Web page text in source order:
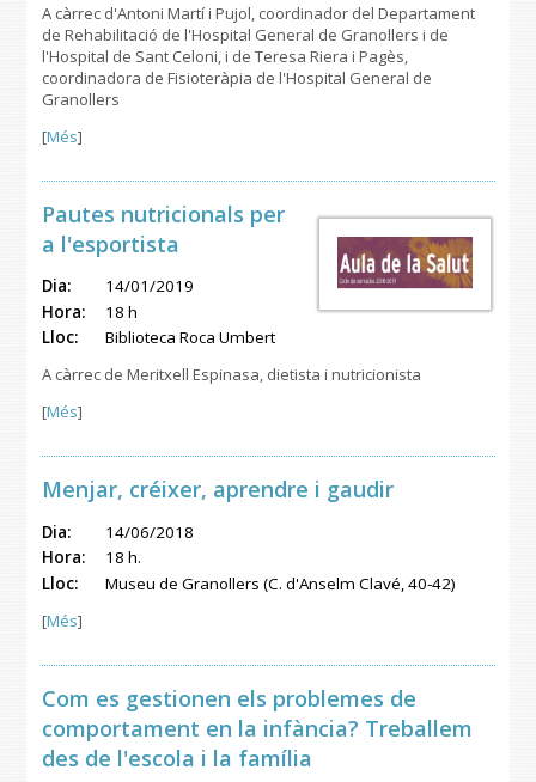
A càrrec d'Antoni Martí i Pujol, coordinador del Departament
de Rehabilitació de l'Hospital General de Granollers i de
l'Hospital de Sant Celoni, i de Teresa Riera i Pagès,
coordinadora de Fisioteràpia de l'Hospital General de
Granollers
[Més]
Pautes nutricionals per
a l'esportista
Dia:
14/01/2019
Hora:
18 h
Lloc:
Biblioteca Roca Umbert
A càrrec de Meritxell Espinasa, dietista i nutricionista
[Més]
Menjar, créixer, aprendre i gaudir
Dia:
14/06/2018
Hora:
18 h.
Lloc:
Museu de Granollers (C. d'Anselm Clavé, 40-42)
[Més]
Com es gestionen els problemes de
comportament en la infància? Treballem
des de l'escola i la família